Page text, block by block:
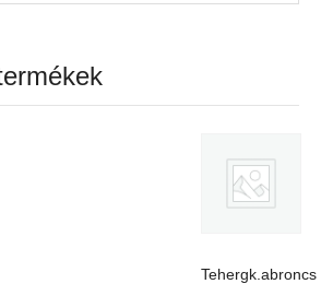
Tehergk.abroncs